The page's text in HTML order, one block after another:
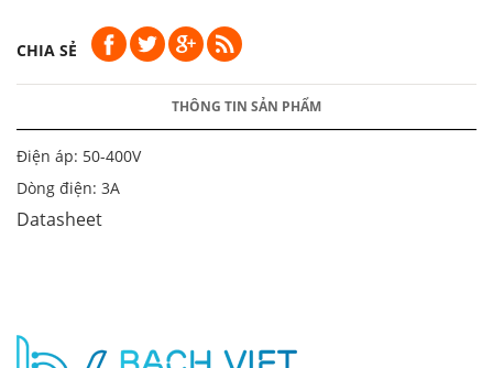
CHIA SẺ
THÔNG TIN SẢN PHẨM
Điện áp: 50-400V
Dòng điện: 3A
Datasheet